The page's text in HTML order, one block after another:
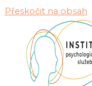
Přeskočit na obsah